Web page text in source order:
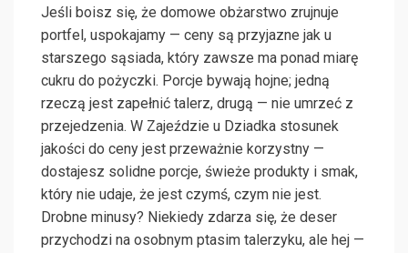
Jeśli boisz się, że domowe obżarstwo zrujnuje
portfel, uspokajamy — ceny są przyjazne jak u
starszego sąsiada, który zawsze ma ponad miarę
cukru do pożyczki. Porcje bywają hojne; jedną
rzeczą jest zapełnić talerz, drugą — nie umrzeć z
przejedzenia. W Zajeździe u Dziadka stosunek
jakości do ceny jest przeważnie korzystny —
dostajesz solidne porcje, świeże produkty i smak,
który nie udaje, że jest czymś, czym nie jest.
Drobne minusy? Niekiedy zdarza się, że deser
przychodzi na osobnym ptasim talerzyku, ale hej —